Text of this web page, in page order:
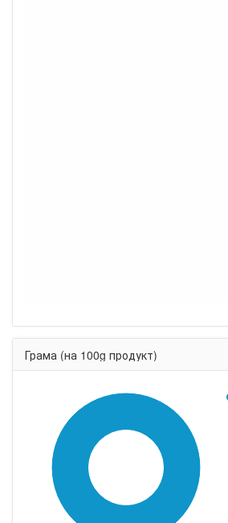
Грама (на 100g продукт)